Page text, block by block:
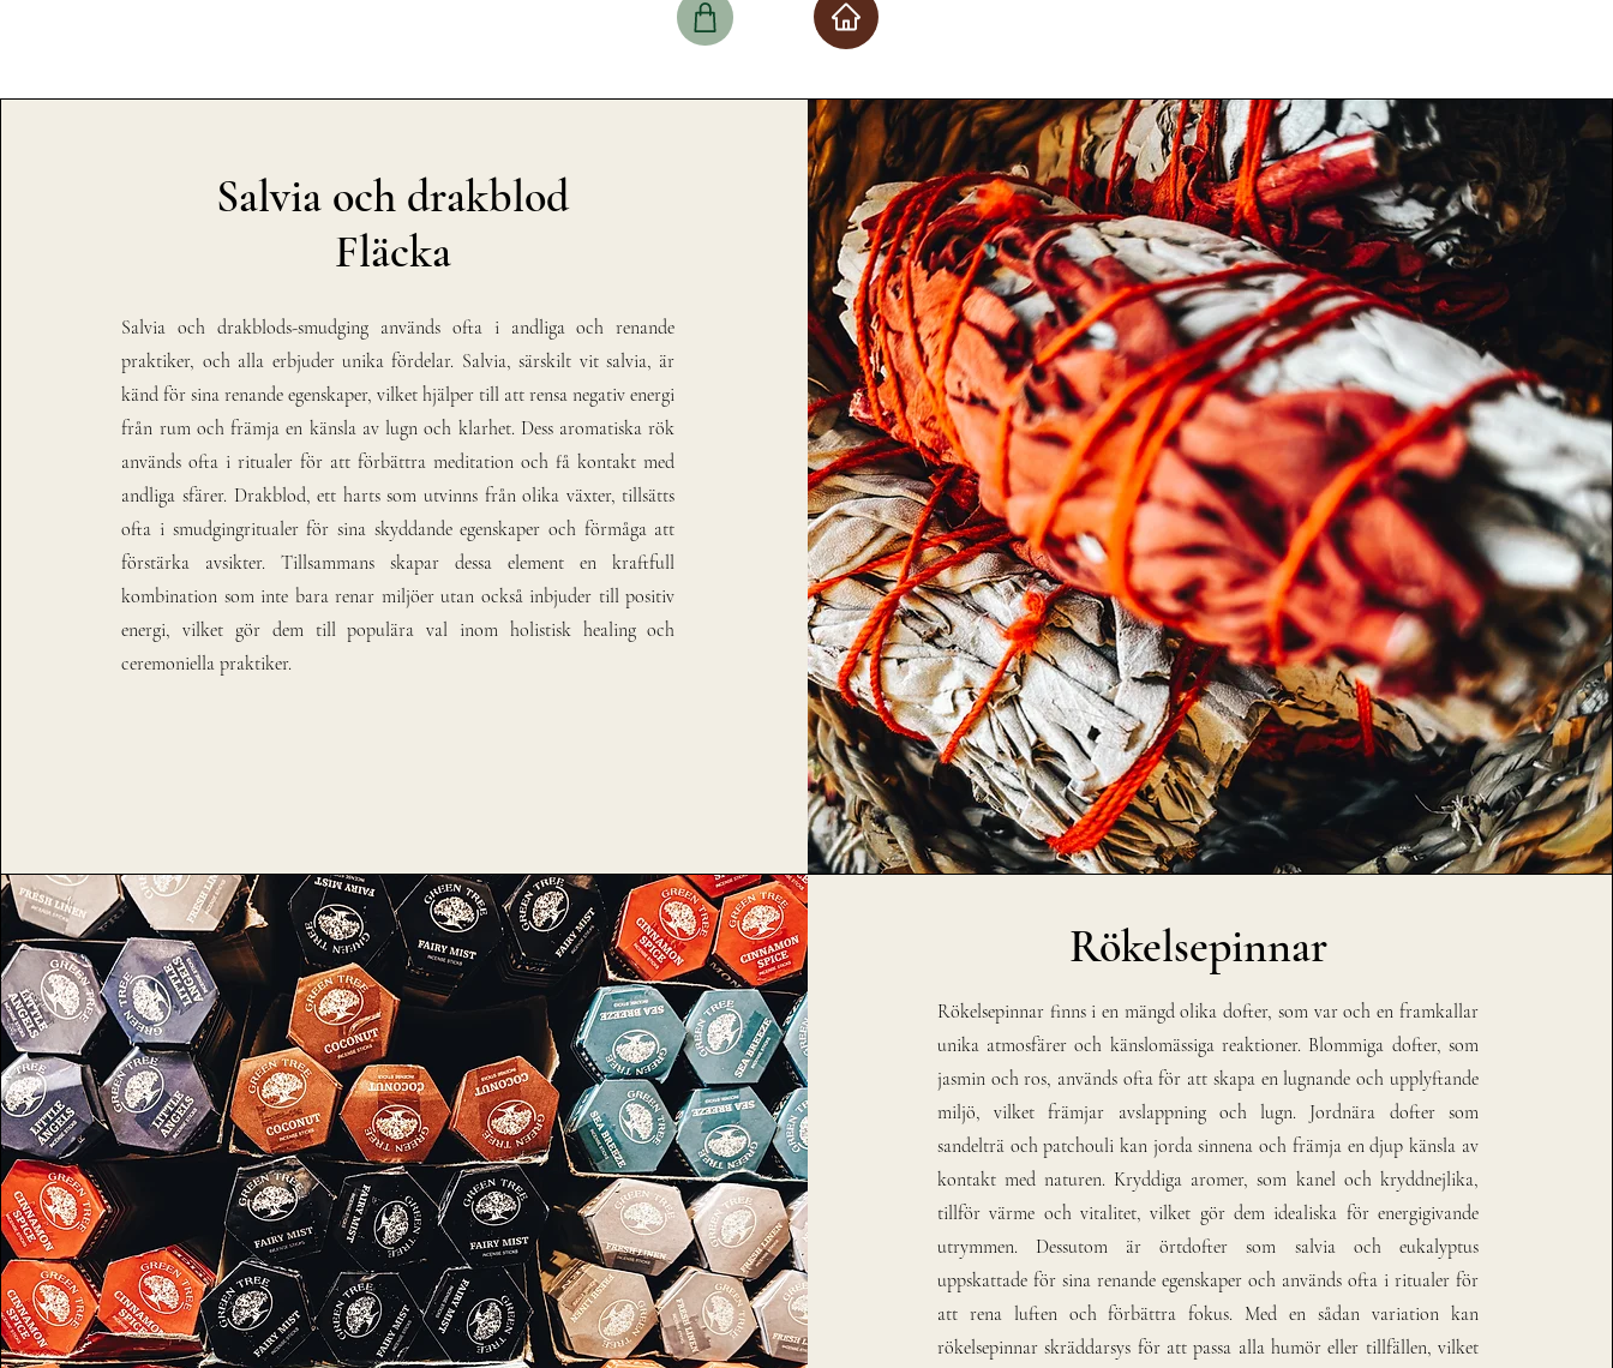
Salvia och drakblod
Fläcka
Salvia och drakblods-smudging används ofta i andliga och renande
praktiker, och alla erbjuder unika fördelar. Salvia, särskilt vit salvia, är
känd för sina renande egenskaper, vilket hjälper till att rensa negativ energi
från rum och främja en känsla av lugn och klarhet. Dess aromatiska rök
används ofta i ritualer för att förbättra meditation och få kontakt med
andliga sfärer. Drakblod, ett harts som utvinns från olika växter, tillsätts
ofta i smudgingritualer för sina skyddande egenskaper och förmåga att
förstärka avsikter. Tillsammans skapar dessa element en kraftfull
kombination som inte bara renar miljöer utan också inbjuder till positiv
energi, vilket gör dem till populära val inom holistisk healing och
ceremoniella praktiker.
Rökelsepinnar
Rökelsepinnar finns i en mängd olika dofter, som var och en framkallar
unika atmosfärer och känslomässiga reaktioner. Blommiga dofter, som
jasmin och ros, används ofta för att skapa en lugnande och upplyftande
miljö, vilket främjar avslappning och lugn. Jordnära dofter som
sandelträ och patchouli kan jorda sinnena och främja en djup känsla av
kontakt med naturen. Kryddiga aromer, som kanel och kryddnejlika,
tillför värme och vitalitet, vilket gör dem idealiska för energigivande
utrymmen. Dessutom är örtdofter som salvia och eukalyptus
uppskattade för sina renande egenskaper och används ofta i ritualer för
att rena luften och förbättra fokus. Med en sådan variation kan
rökelsepinnar skräddarsys för att passa alla humör eller tillfällen, vilket